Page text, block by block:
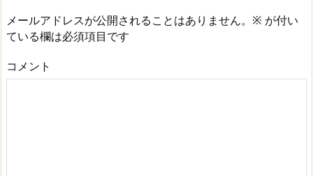
メールアドレスが公開されることはありません。 ※ が付い
ている欄は必須項目です
コメント